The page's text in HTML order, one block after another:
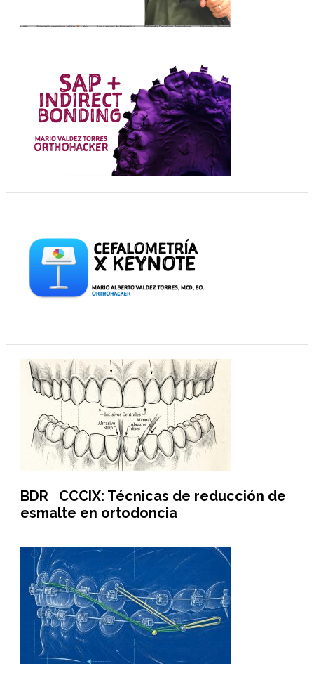
BDR CCCIX: Técnicas de reducción de
esmalte en ortodoncia